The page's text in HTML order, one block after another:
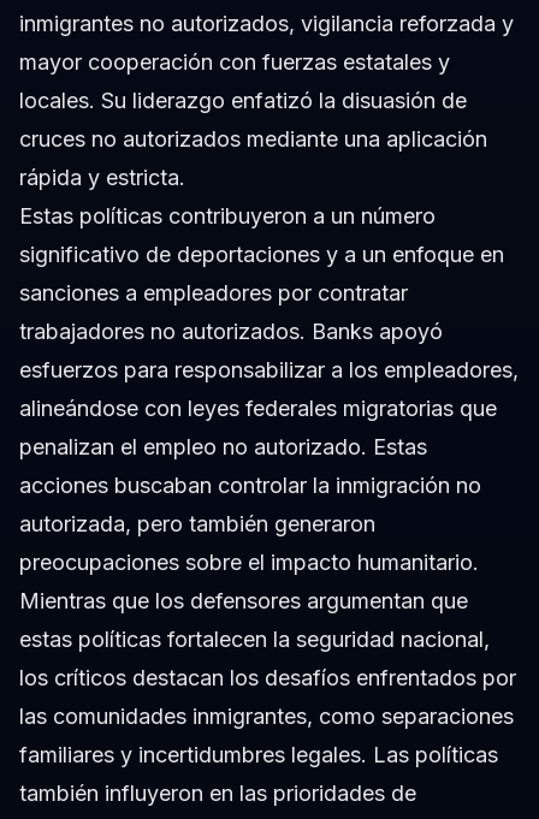
inmigrantes no autorizados, vigilancia reforzada y
mayor cooperación con fuerzas estatales y
locales. Su liderazgo enfatizó la disuasión de
cruces no autorizados mediante una aplicación
rápida y estricta.
Estas políticas contribuyeron a un número
significativo de deportaciones y a un enfoque en
sanciones a empleadores por contratar
trabajadores no autorizados. Banks apoyó
esfuerzos para responsabilizar a los empleadores,
alineándose con leyes federales migratorias que
penalizan el empleo no autorizado. Estas
acciones buscaban controlar la inmigración no
autorizada, pero también generaron
preocupaciones sobre el impacto humanitario.
Mientras que los defensores argumentan que
estas políticas fortalecen la seguridad nacional,
los críticos destacan los desafíos enfrentados por
las comunidades inmigrantes, como separaciones
familiares y incertidumbres legales. Las políticas
también influyeron en las prioridades de